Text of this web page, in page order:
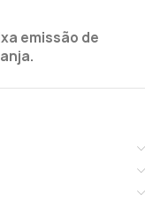
emissão de